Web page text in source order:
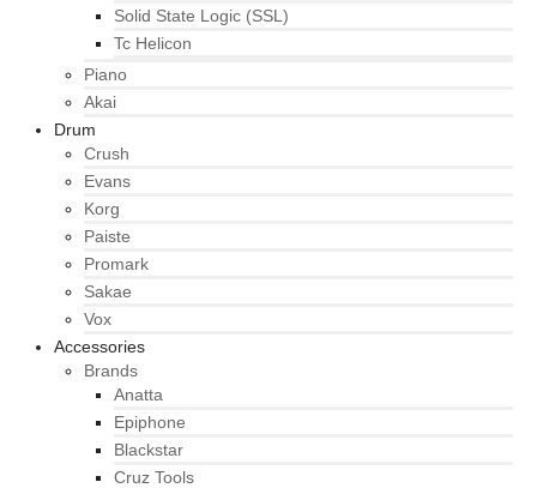
Solid State Logic (SSL)
Tc Helicon
Piano
Akai
Drum
Crush
Evans
Korg
Paiste
Promark
Sakae
Vox
Accessories
Brands
Anatta
Epiphone
Blackstar
Cruz Tools